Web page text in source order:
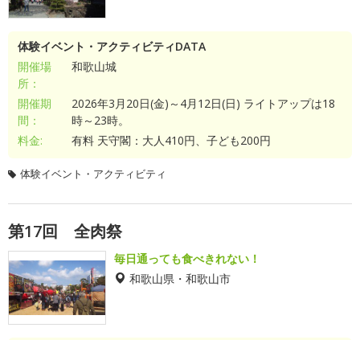
体験イベント・アクティビティDATA
開催場
所：
和歌山城
開催期
間：
2026年3月20日(金)～4月12日(日) ライトアップは18
時～23時。
料金:
有料 天守閣：大人410円、子ども200円
体験イベント・アクティビティ
第17回 全肉祭
毎日通っても食べきれない！
和歌山県・和歌山市